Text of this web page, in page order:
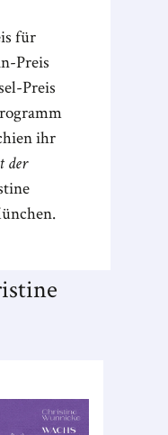
für
Preis
Preis
ihr
der